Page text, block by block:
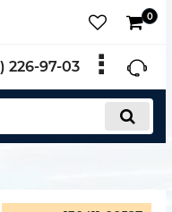
0
226-97-03